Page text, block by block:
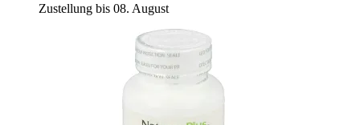
Zustellung bis 08. August